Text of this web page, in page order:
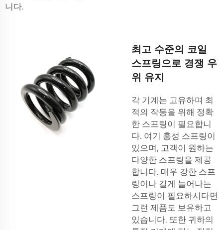
니다.
최고 수준의 코일
스프링으로 경쟁 우
위 유지
각 기계는 고유하며 최
적의 작동을 위해 정확
한 스프링이 필요합니
다. 여기 홍성 스프링이
있으며, 고객이 원하는
다양한 스프링을 제공
합니다. 매우 강한 스프
링이나 길게 늘어나는
스프링이 필요하시다면
그런 제품도 보유하고
있습니다. 또한 귀하의